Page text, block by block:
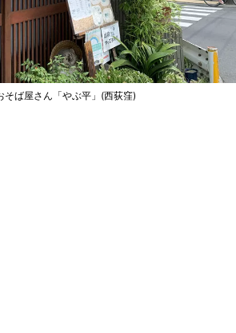
ば屋さん「やぶ平」(西荻窪)